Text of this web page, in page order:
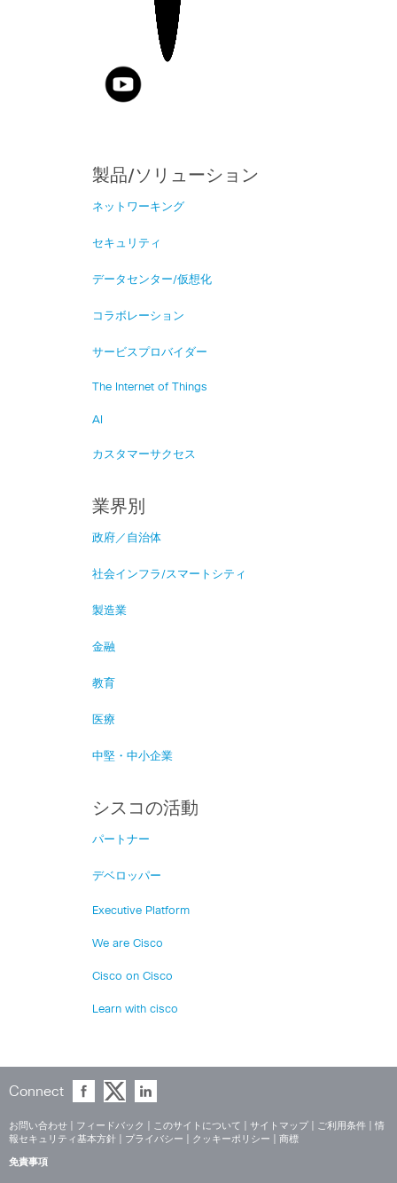
製品/ソリューション
ネットワーキング
セキュリティ
データセンター/仮想化
コラボレーション
サービスプロバイダー
The Internet of Things
AI
カスタマーサクセス
業界別
政府／自治体
社会インフラ/スマートシティ
製造業
金融
教育
医療
中堅・中小企業
シスコの活動
パートナー
デベロッパー
Executive Platform
We are Cisco
Cisco on Cisco
Learn with cisco
Connect
お問い合わせ フィードバック このサイトについて サイトマップ ご利用条件
情
報セキュリティ基本方針
プライバシー クッキーポリシー 商標
免責事項